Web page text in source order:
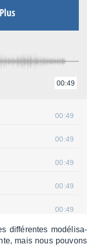
00:49
00:49
00:49
00:49
00:49
00:49
00:49
diffé­rentes modé­li­sa­
mais nous pouvons